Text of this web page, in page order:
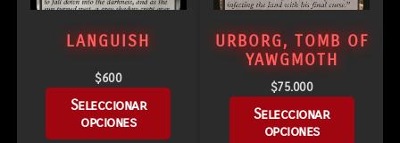
LANGUISH
$600
Seleccionar
opciones
URBORG, TOMB OF
YAWGMOTH
$75.000
Seleccionar
opciones